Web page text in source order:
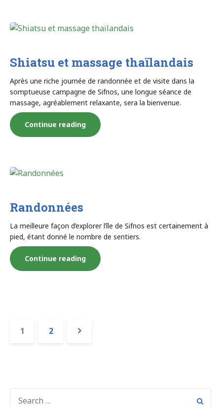
snorkeling
Sifnos »
Shiatsu et massage thaïlandais
Après une riche journée de randonnée et de visite dans la
somptueuse campagne de Sifnos, une longue séance de
massage, agréablement relaxante, sera la bienvenue.
Continue reading« Shiatsu
Randonnées
La meilleure façon d’explorer l’île de Sifnos est certainement à
pied, étant donné le nombre de sentiers.
Continue reading« Randonnées »
Pagination
1 2
SEARCH
FOR: